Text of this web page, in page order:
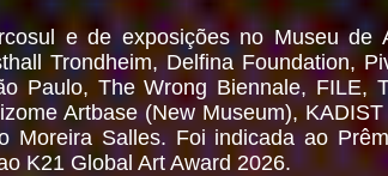
e de exposições no Museu de
Trondheim, Delfina Foundation,
Paulo, The Wrong Biennale, FILE,
Artbase (New Museum),
Moreira Salles. Foi indicada ao
K21 Global Art Award 2026.